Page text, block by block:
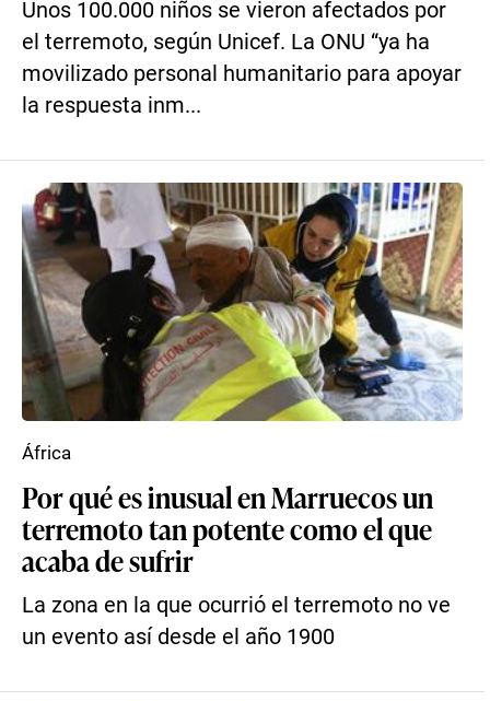
Unos 100.000 niños se vieron afectados por
el terremoto, según Unicef. La ONU “ya ha
movilizado personal humanitario para apoyar
la respuesta inm...
Por qué es inusual en Marruecos un
terremoto tan potente como el que
acaba de sufrir
La zona en la que ocurrió el terremoto no ve
un evento así desde el año 1900
África